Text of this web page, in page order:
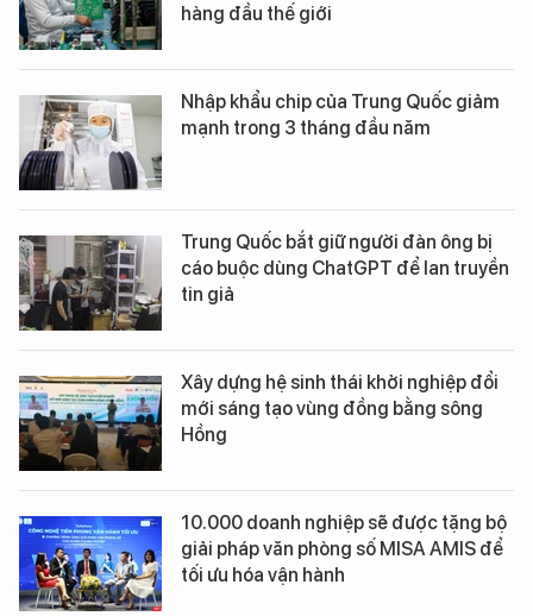
hàng đầu thế giới
Nhập khẩu chip của Trung Quốc giảm
mạnh trong 3 tháng đầu năm
Trung Quốc bắt giữ người đàn ông bị
cáo buộc dùng ChatGPT để lan truyền
tin giả
Xây dựng hệ sinh thái khởi nghiệp đổi
mới sáng tạo vùng đồng bằng sông
Hồng
10.000 doanh nghiệp sẽ được tặng bộ
giải pháp văn phòng số MISA AMIS để
tối ưu hóa vận hành